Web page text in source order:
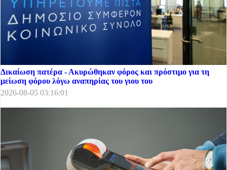
Δικαίωση πατέρα - Ακυρώθηκαν φόρος και πρόστιμο για τη
μείωση φόρου λόγω αναπηρίας του γιου του
2026-08-05 03:16:01